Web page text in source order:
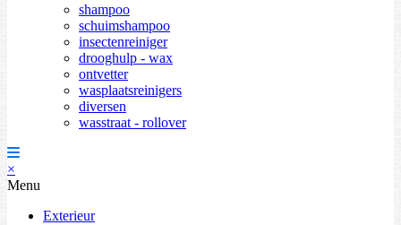
shampoo
schuimshampoo
insectenreiniger
drooghulp - wax
ontvetter
wasplaatsreinigers
diversen
wasstraat - rollover
×
Menu
Exterieur